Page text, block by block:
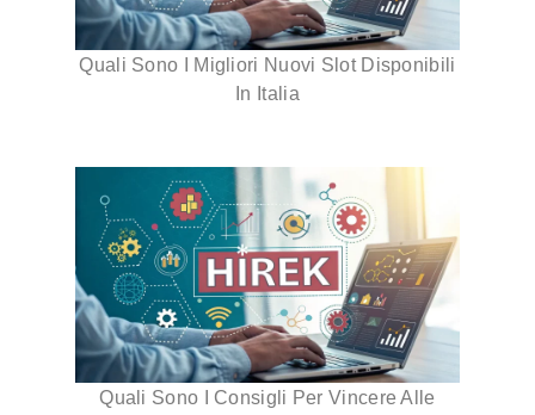
Quali Sono I Migliori Nuovi Slot Disponibili
In Italia
Quali Sono I Consigli Per Vincere Alle